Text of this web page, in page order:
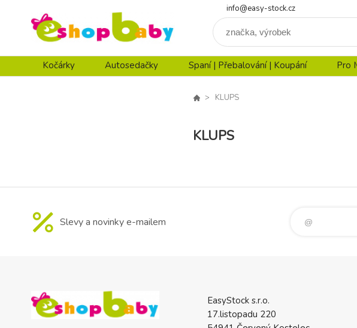
info@easy-stock.cz
Kočárky Autosedačky Spaní | Přebalování | Koupání Pro
KLUPS
KLUPS
Slevy a novinky e-mailem
EasyStock s.r.o.
17.listopadu 220